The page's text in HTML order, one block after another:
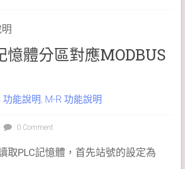
體分區對應MODBUS
功能說明, M-R 功能說明
0 Comment
取PLC記憶體，首先站號的設定為